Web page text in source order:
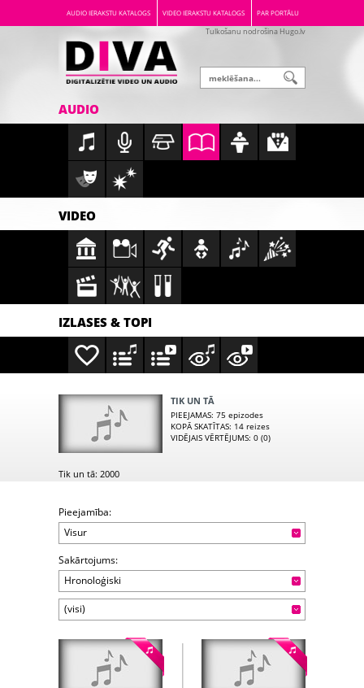
AUDIO IERAKSTU KATALOGS VIDEO IERAKSTU KATALOGS PAR PORTĀLU
Tulkošanu nodrošina Hugo.lv
AUDIO
VIDEO
IZLASES & TOPI
TIK UN TĀ
PIEEJAMAS: 75 epizodes
KOPĀ SKATĪTAS: 14 reizes
VIDĒJAIS VĒRTĒJUMS: 0 (0)
Tik un tā: 2000
Pieejamība:
Visur
Sakārtojums:
Hronoloģiski
(visi)